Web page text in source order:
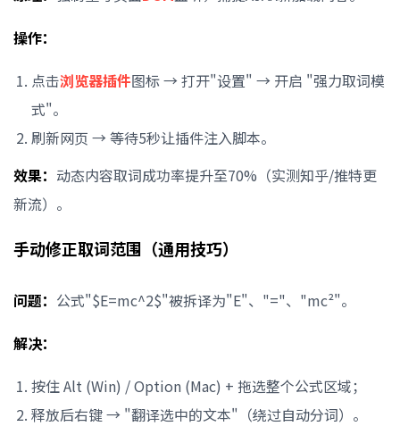
操作：
点击浏览器插件图标 → 打开"设置" → 开启 "强力取词模
式"。
刷新网页 → 等待5秒让插件注入脚本。
效果： 动态内容取词成功率提升至70%（实测知乎/推特更
新流）。
手动修正取词范围（通用技巧）
问题： 公式"$E=mc^2$"被拆译为"E"、"="、"mc²"。
解决：
按住 Alt (Win) / Option (Mac) + 拖选整个公式区域；
释放后右键 → "翻译选中的文本"（绕过自动分词）。